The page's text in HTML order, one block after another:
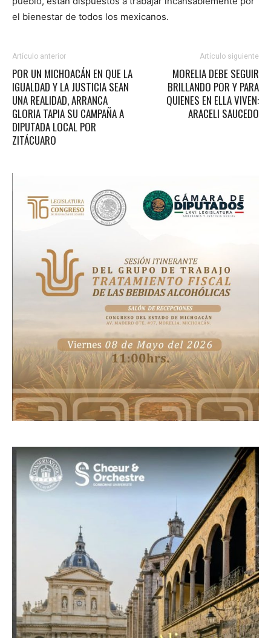
el bienestar de todos los mexicanos.
Artículo anterior
POR UN MICHOACÁN EN QUE LA
IGUALDAD Y LA JUSTICIA SEAN
UNA REALIDAD, ARRANCA
GLORIA TAPIA SU CAMPAÑA A
DIPUTADA LOCAL POR
ZITÁCUARO
Artículo siguiente
MORELIA DEBE SEGUIR
BRILLANDO POR Y PARA
QUIENES EN ELLA VIVEN:
ARACELI SAUCEDO